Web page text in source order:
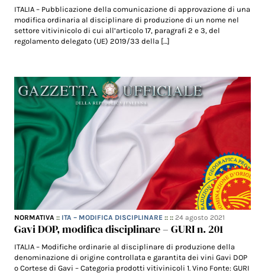
ITALIA – Pubblicazione della comunicazione di approvazione di una
modifica ordinaria al disciplinare di produzione di un nome nel
settore vitivinicolo di cui all’articolo 17, paragrafi 2 e 3, del
regolamento delegato (UE) 2019/33 della […]
NORMATIVA :: ITA – MODIFICA DISCIPLINARE :: ::24 agosto 2021
Gavi DOP, modifica disciplinare – GURI n. 201
ITALIA – Modifiche ordinarie al disciplinare di produzione della
denominazione di origine controllata e garantita dei vini Gavi DOP
o Cortese di Gavi – Categoria prodotti vitivinicoli 1. Vino Fonte: GURI